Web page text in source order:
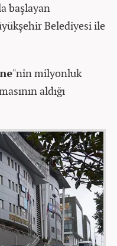
başlayan
Belediyesi ile
"nin milyonluk
aldığı